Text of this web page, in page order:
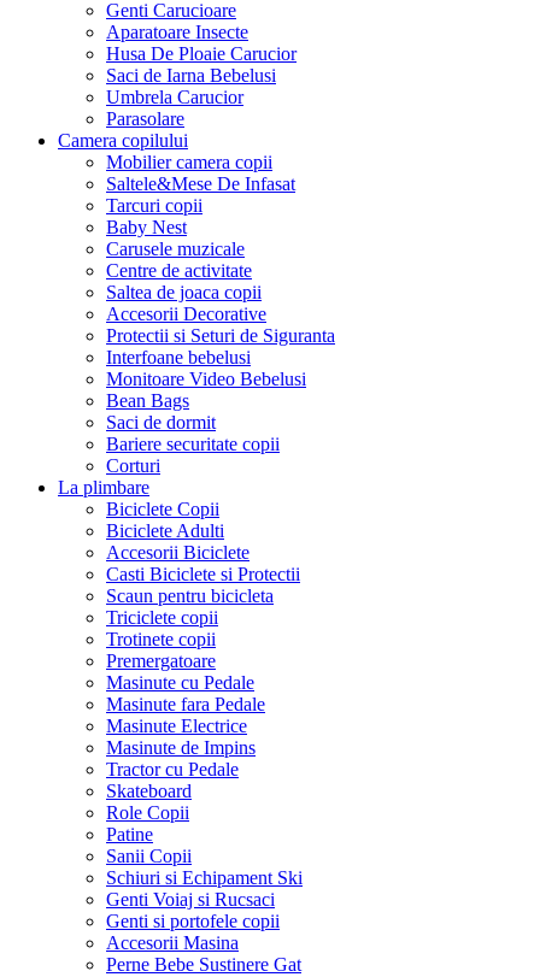
Genti Carucioare
Aparatoare Insecte
Husa De Ploaie Carucior
Saci de Iarna Bebelusi
Umbrela Carucior
Parasolare
Camera copilului
Mobilier camera copii
Saltele&Mese De Infasat
Tarcuri copii
Baby Nest
Carusele muzicale
Centre de activitate
Saltea de joaca copii
Accesorii Decorative
Protectii si Seturi de Siguranta
Interfoane bebelusi
Monitoare Video Bebelusi
Bean Bags
Saci de dormit
Bariere securitate copii
Corturi
La plimbare
Biciclete Copii
Biciclete Adulti
Accesorii Biciclete
Casti Biciclete si Protectii
Scaun pentru bicicleta
Triciclete copii
Trotinete copii
Premergatoare
Masinute cu Pedale
Masinute fara Pedale
Masinute Electrice
Masinute de Impins
Tractor cu Pedale
Skateboard
Role Copii
Patine
Sanii Copii
Schiuri si Echipament Ski
Genti Voiaj si Rucsaci
Genti si portofele copii
Accesorii Masina
Perne Bebe Sustinere Gat